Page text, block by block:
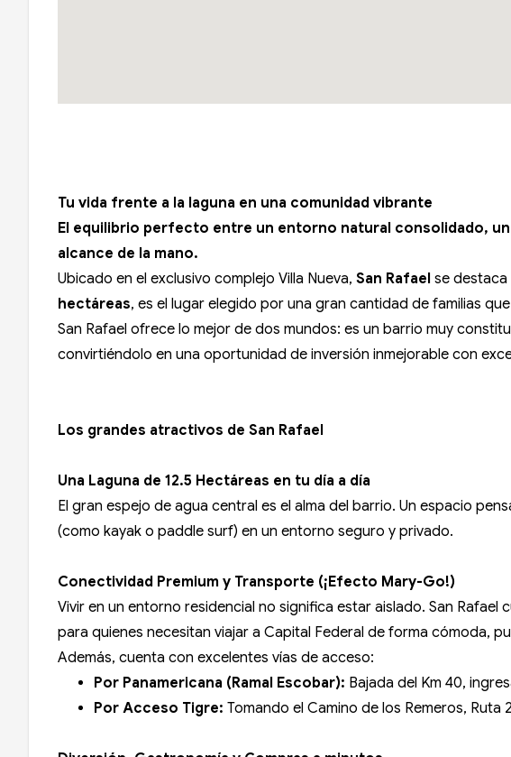
Tu vida frente a la laguna en una comunidad vibrante
El equilibrio perfecto entre un entorno natural consolidado,
alcance de la mano.
Ubicado en el exclusivo complejo Villa Nueva, San Rafael se destaca
hectáreas, es el lugar elegido por una gran cantidad de familias
San Rafael ofrece lo mejor de dos mundos: es un barrio muy
convirtiéndolo en una oportunidad de inversión inmejorable con
Los grandes atractivos de San Rafael
Una Laguna de 12.5 Hectáreas en tu día a día
El gran espejo de agua central es el alma del barrio. Un espacio
(como kayak o paddle surf) en un entorno seguro y privado.
Conectividad Premium y Transporte (¡Efecto Mary-Go!)
Vivir en un entorno residencial no significa estar aislado. San
para quienes necesitan viajar a Capital Federal de forma cómoda,
Además, cuenta con excelentes vías de acceso:
Por Panamericana (Ramal Escobar): Bajada del Km 40,
Por Acceso Tigre: Tomando el Camino de los Remeros, Ruta